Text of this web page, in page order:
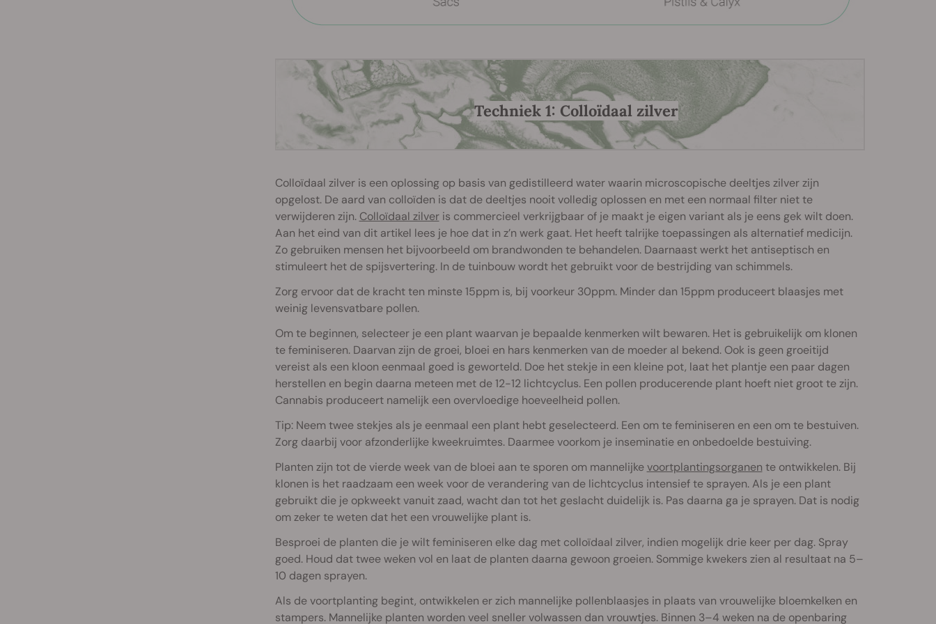
Techniek 1: Colloïdaal zilver
Colloïdaal zilver is een oplossing op basis van gedistilleerd water waarin microscopische deeltjes zilver zijn
opgelost. De aard van colloïden is dat de deeltjes nooit volledig oplossen en met een normaal filter niet te
verwijderen zijn. Colloïdaal zilveris commercieel verkrijgbaar of je maakt je eigen variant als je eens gek wilt doen.
Aan het eind van dit artikel lees je hoe dat in z’n werk gaat. Het heeft talrijke toepassingen als alternatief medicijn.
Zo gebruiken mensen het bijvoorbeeld om brandwonden te behandelen. Daarnaast werkt het antiseptisch en
stimuleert het de spijsvertering. In de tuinbouw wordt het gebruikt voor de bestrijding van schimmels.
Zorg ervoor dat de kracht ten minste 15ppm is, bij voorkeur 30ppm. Minder dan 15ppm produceert blaasjes met
weinig levensvatbare pollen.
Om te beginnen, selecteer je een plant waarvan je bepaalde kenmerken wilt bewaren. Het is gebruikelijk om klonen
te feminiseren. Daarvan zijn de groei, bloei en hars kenmerken van de moeder al bekend. Ook is geen groeitijd
vereist als een kloon eenmaal goed is geworteld. Doe het stekje in een kleine pot, laat het plantje een paar dagen
herstellen en begin daarna meteen met de 12-12 lichtcyclus. Een pollen producerende plant hoeft niet groot te zijn.
Cannabis produceert namelijk een overvloedige hoeveelheid pollen.
Tip: Neem twee stekjes als je eenmaal een plant hebt geselecteerd. Een om te feminiseren en een om te bestuiven.
Zorg daarbij voor afzonderlijke kweekruimtes. Daarmee voorkom je inseminatie en onbedoelde bestuiving.
Planten zijn tot de vierde week van de bloei aan te sporen om mannelijkevoortplantingsorganen te ontwikkelen. Bij
klonen is het raadzaam een week voor de verandering van de lichtcyclus intensief te sprayen. Als je een plant
gebruikt die je opkweekt vanuit zaad, wacht dan tot het geslacht duidelijk is. Pas daarna ga je sprayen. Dat is nodig
om zeker te weten dat het een vrouwelijke plant is.
Besproei de planten die je wilt feminiseren elke dag met colloïdaal zilver, indien mogelijk drie keer per dag. Spray
goed. Houd dat twee weken vol en laat de planten daarna gewoon groeien. Sommige kwekers zien al resultaat na 5–
10 dagen sprayen.
Als de voortplanting begint, ontwikkelen er zich mannelijke pollenblaasjes in plaats van vrouwelijke bloemkelken en
stampers. Mannelijke planten worden veel sneller volwassen dan vrouwtjes. Binnen 3–4 weken na de openbaring